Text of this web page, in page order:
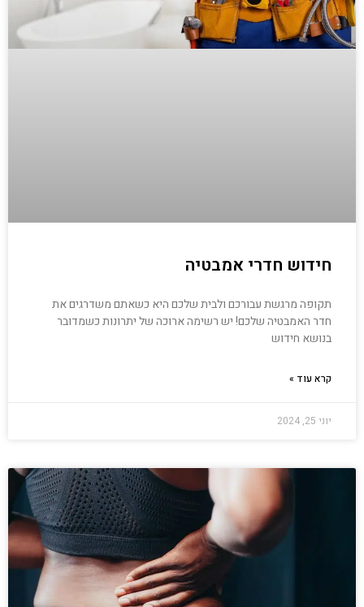
חידוש חדרי אמבטיה
תקופה מרגשת עבורכם ולבית שלכם היא כשאתם משדרגים את
חדר האמבטיה שלכם! יש רשימה ארוכה של יתרונות כשמדובר
בנושא חידוש
קרא עוד »
יוני 25, 2024